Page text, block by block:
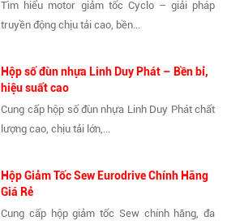
Tìm hiểu motor giảm tốc Cyclo – giải pháp
truyền động chịu tải cao, bền...
Hộp số đùn nhựa Linh Duy Phát – Bền bỉ,
hiệu suất cao
Cung cấp hộp số đùn nhựa Linh Duy Phát chất
lượng cao, chịu tải lớn,...
Hộp Giảm Tốc Sew Eurodrive Chính Hãng
Giá Rẻ
Cung cấp hộp giảm tốc Sew chính hãng, đa